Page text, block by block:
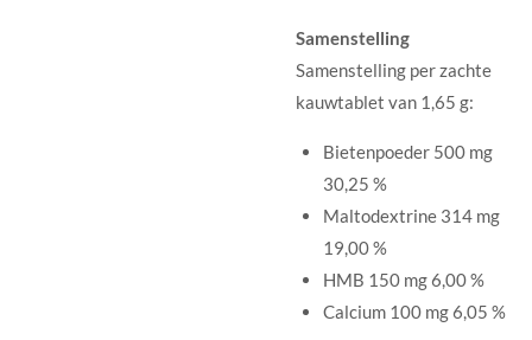
Samenstelling
Samenstelling per zachte
kauwtablet van 1,65 g:
Bietenpoeder 500 mg
30,25 %
Maltodextrine 314 mg
19,00 %
HMB 150 mg 6,00 %
Calcium 100 mg 6,05 %